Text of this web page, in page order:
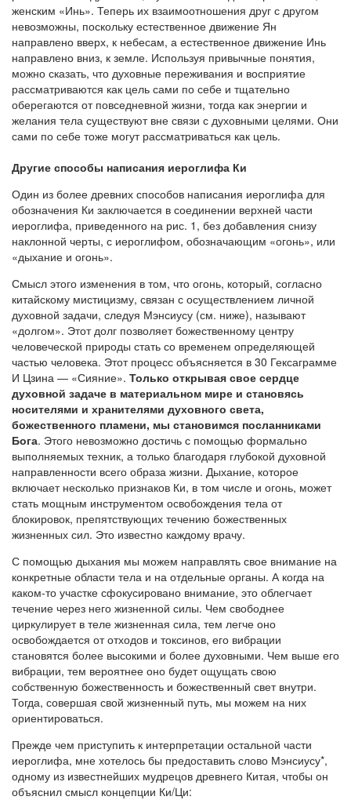
женским «Инь». Теперь их взаимоотношения друг с другом
невозможны, поскольку естественное движение Ян
направлено вверх, к небесам, а естественное движение Инь
направлено вниз, к земле. Используя привычные понятия,
можно ска­зать, что духовные переживания и восприятие
рассматриваются как цель сами по себе и тщательно
оберегаются от повседневной жизни, тогда как энергии и
желания тела существуют вне связи с духовными целями. Они
сами по себе тоже могут рассматриваться как цель.
Другие способы написания иероглифа Ки
Один из более древних способов написания иероглифа для
обозначения Ки заключается в соединении верхней части
иероглифа, приведенного на рис. 1, без добавления снизу
наклонной черты, с иероглифом, обозначающим «огонь», или
«дыхание и огонь».
Смысл этого изменения в том, что огонь, который, согласно
китайскому мистицизму, связан с осуществлением личной
духовной задачи, следуя Мэнсиусу (см. ниже), называют
«долгом». Этот долг позволяет божественному центру
человеческой природы стать со временем определяющей
частью человека. Этот процесс объясняется в 30 Гексаграмме
И Цзина — «Сияние». Только открывая свое сердце
духовной задаче в материальном мире и становясь
носителями и хранителями духовного света,
божественного пламени, мы становимся посланниками
Бога. Этого невозможно достичь с помощью формально
выполняемых техник, а только благодаря глубокой духовной
направленности всего образа жизни. Дыхание, которое
включает несколько признаков Ки, в том числе и огонь, может
стать мощным инструментом освобождения тела от
блокировок, препятствующих течению божественных
жизненных сил. Это известно каждому врачу.
С помощью дыхания мы можем направлять свое внимание на
конкретные области тела и на отдельные органы. А когда на
каком-то участке сфокусировано внимание, это облегчает
течение через него жизненной силы. Чем свободнее
циркулирует в теле жизненная сила, тем легче оно
освобождается от отходов и токсинов, его вибрации
становятся более высокими и более духовными. Чем выше его
вибрации, тем вероятнее оно будет ощущать свою
собственную божественность и божественный свет внутри.
Тогда, совершая свой жизненный путь, мы можем на них
ориентироваться.
Прежде чем приступить к интерпретации остальной части
иероглифа, мне хотелось бы предоставить слово Мэнсиусу*,
одному из известнейших мудрецов древнего Китая, чтобы он
объяснил смысл концепции Ки/Ци: